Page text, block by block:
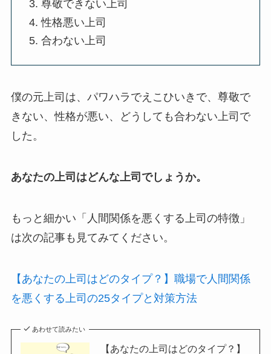
尊敬できない上司
性格悪い上司
合わない上司
僕の元上司は、パワハラでえこひいきで、尊敬で
きない、性格が悪い、どうしても合わない上司で
した。
あなたの上司はどんな上司でしょうか。
もっと細かい「人間関係を悪くする上司の特徴」
は次の記事も見てみてください。
【あなたの上司はどのタイプ？】職場で人間関係
を悪くする上司の25タイプと対策方法
あわせて読みたい
【あなたの上司はどのタイプ？】